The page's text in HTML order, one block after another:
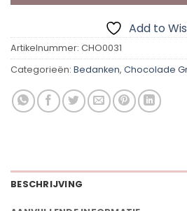
Add to
Artikelnummer: CHO0031
Categorieën: Bedanken, Chocolade
BESCHRIJVING